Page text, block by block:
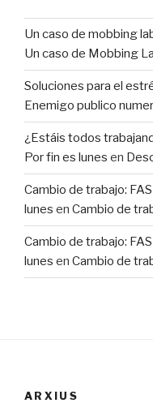
Un caso de mobbing
Un caso de Mobbing
Soluciones para el
Enemigo publico
¿Estáis todos
Por fin es lunes en
Cambio de trabajo:
lunes en Cambio de
Cambio de trabajo:
lunes en Cambio de
ARXIUS